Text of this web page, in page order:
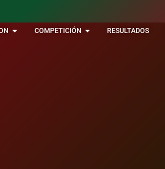
COMPETICIÓN RESULTADOS